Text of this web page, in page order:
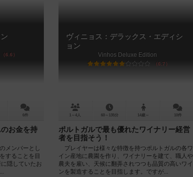
6.6
6件
お金を持
メンバーとし
することを目
隠していたお
ヴィニョス：デラックス・エディシ
ョン
Vinhos Deluxe Edition
6.7
1～4人 60～135分 14歳～ 10件
ポルトガルで最も優れたワイナリー経営
者を目指そう！
プレイヤーは様々な特徴を持つポルトガルの各ワ
イン産地に農園を作り、ワイナリーを建て、職人や
農夫を雇い、天候に翻弄されつつも品質の高いワイ
ンを製造することを目指します。ですが...